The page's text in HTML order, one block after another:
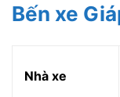
Bến xe
Nhà xe